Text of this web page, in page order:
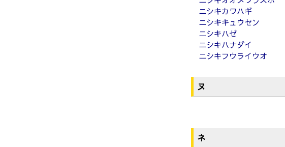
ニシキカワハギ
ニシキキュウセン
ニシキハゼ
ニシキハナダイ
ニシキフウライウオ
ヌ
ネ